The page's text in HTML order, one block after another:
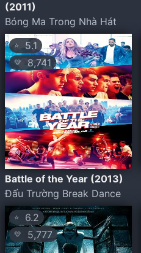
(2011)
Bóng Ma Trong Nhà Hát
⭐ 5.1
💛 8,741
Battle of the Year (2013)
Đấu Trường Break Dance
⭐ 6.2
💛 5,777